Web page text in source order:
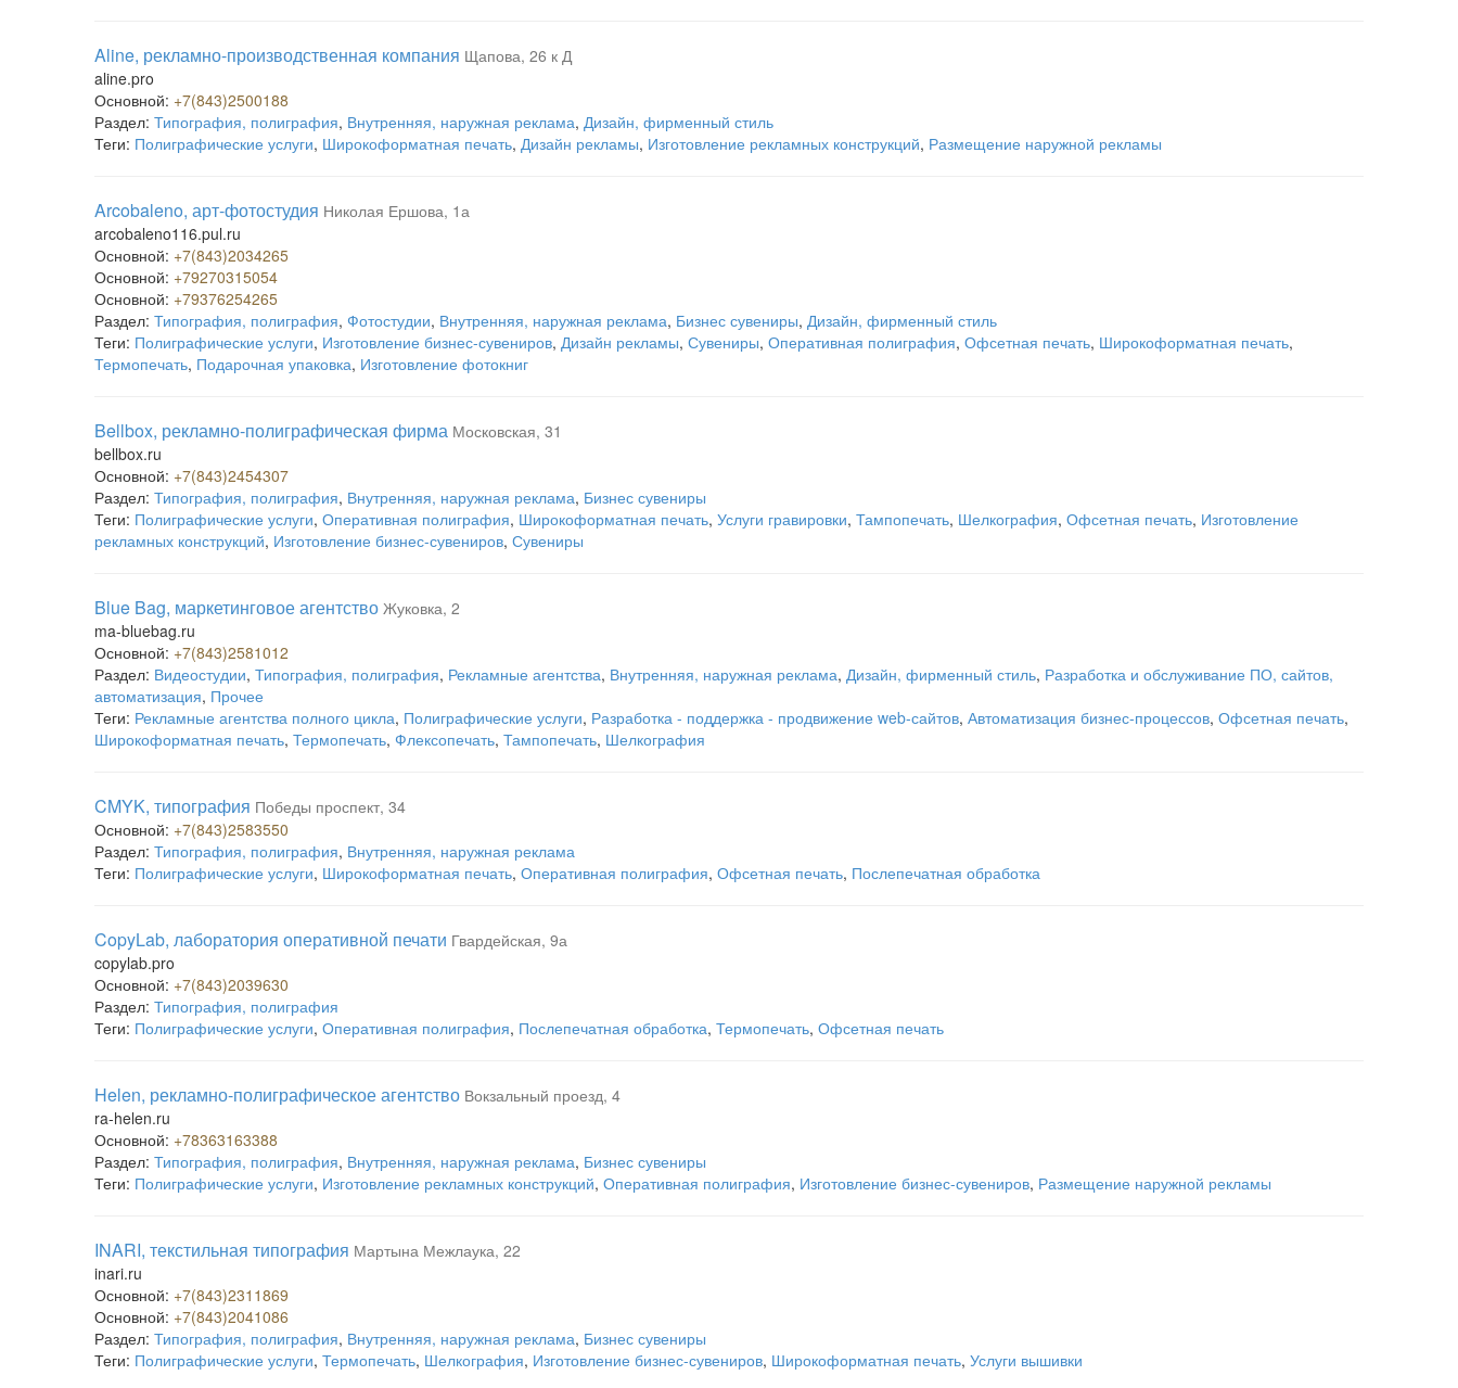
Aline, рекламно-производственная компания Щапова, 26 к Д
aline.pro
Основной: +7(843)2500188
Раздел: Типография, полиграфия, Внутренняя, наружная реклама, Дизайн, фирменный стиль
Теги: Полиграфические услуги, Широкоформатная печать, Дизайн рекламы, Изготовление рекламных конструкций, Размещение наружной рекламы
Arcobaleno, арт-фотостудия Николая Ершова, 1а
arcobaleno116.pul.ru
Основной: +7(843)2034265
Основной: +79270315054
Основной: +79376254265
Раздел: Типография, полиграфия, Фотостудии, Внутренняя, наружная реклама, Бизнес сувениры, Дизайн, фирменный стиль
Теги: Полиграфические услуги, Изготовление бизнес-сувениров, Дизайн рекламы, Сувениры, Оперативная полиграфия, Офсетная печать, Широкоформатная печать,
Термопечать, Подарочная упаковка, Изготовление фотокниг
Bellbox, рекламно-полиграфическая фирма Московская, 31
bellbox.ru
Основной: +7(843)2454307
Раздел: Типография, полиграфия, Внутренняя, наружная реклама, Бизнес сувениры
Теги: Полиграфические услуги, Оперативная полиграфия, Широкоформатная печать, Услуги гравировки, Тампопечать, Шелкография, Офсетная печать, Изготовление
рекламных конструкций, Изготовление бизнес-сувениров, Сувениры
Blue Bag, маркетинговое агентство Жуковка, 2
ma-bluebag.ru
Основной: +7(843)2581012
Раздел: Видеостудии, Типография, полиграфия, Рекламные агентства, Внутренняя, наружная реклама, Дизайн, фирменный стиль, Разработка и обслуживание ПО, сайтов,
автоматизация, Прочее
Теги: Рекламные агентства полного цикла, Полиграфические услуги, Разработка - поддержка - продвижение web-сайтов, Автоматизация бизнес-процессов, Офсетная печать,
Широкоформатная печать, Термопечать, Флексопечать, Тампопечать, Шелкография
CMYK, типография Победы проспект, 34
Основной: +7(843)2583550
Раздел: Типография, полиграфия, Внутренняя, наружная реклама
Теги: Полиграфические услуги, Широкоформатная печать, Оперативная полиграфия, Офсетная печать, Послепечатная обработка
CopyLab, лаборатория оперативной печати Гвардейская, 9а
copylab.pro
Основной: +7(843)2039630
Раздел: Типография, полиграфия
Теги: Полиграфические услуги, Оперативная полиграфия, Послепечатная обработка, Термопечать, Офсетная печать
Helen, рекламно-полиграфическое агентство Вокзальный проезд, 4
ra-helen.ru
Основной: +78363163388
Раздел: Типография, полиграфия, Внутренняя, наружная реклама, Бизнес сувениры
Теги: Полиграфические услуги, Изготовление рекламных конструкций, Оперативная полиграфия, Изготовление бизнес-сувениров, Размещение наружной рекламы
INARI, текстильная типография Мартына Межлаука, 22
inari.ru
Основной: +7(843)2311869
Основной: +7(843)2041086
Раздел: Типография, полиграфия, Внутренняя, наружная реклама, Бизнес сувениры
Теги: Полиграфические услуги, Термопечать, Шелкография, Изготовление бизнес-сувениров, Широкоформатная печать, Услуги вышивки